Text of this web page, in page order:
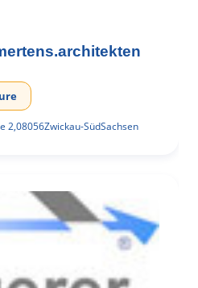
2,08056Zwickau-SüdSachsen